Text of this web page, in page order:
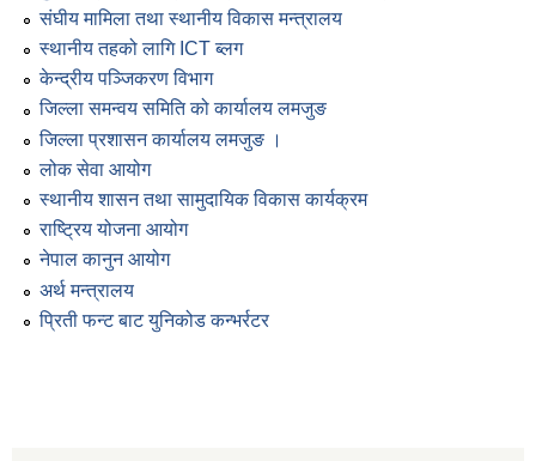
संघीय मामिला तथा स्थानीय विकास मन्त्रालय
स्थानीय तहको लागि ICT ब्लग
केन्द्रीय पञ्जिकरण विभाग
जिल्ला समन्वय समिति को कार्यालय लमजुङ
जिल्ला प्रशासन कार्यालय लमजुङ ।
लोक सेवा आयोग
स्थानीय शासन तथा सामुदायिक विकास कार्यक्रम
राष्ट्रिय योजना आयोग
नेपाल कानुन आयोग
अर्थ मन्त्रालय
प्रिती फन्ट बाट युनिकोड कन्भर्रटर